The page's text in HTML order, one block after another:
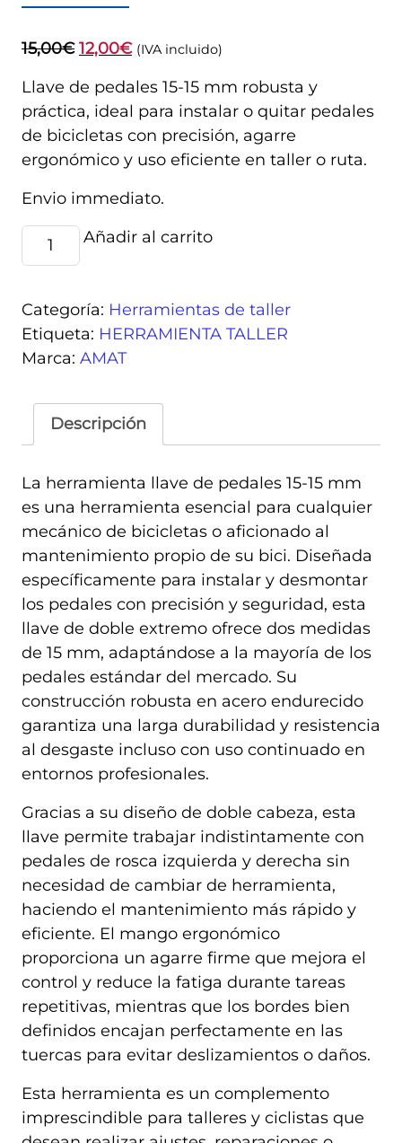
15,00€ El
original
era:
15,00€.
12,00€El
actual
es:
12,00€.
(IVA incluido)
Llave de pedales 15-15 mm robusta y
práctica, ideal para instalar o quitar pedales
de bicicletas con precisión, agarre
ergonómico y uso eficiente en taller o ruta.
Envio immediato.
HERRAMIENTA
LLAVE
15-
15MM
cantidad
Añadir al carrito
Categoría: Herramientas de taller
Etiqueta: HERRAMIENTA TALLER
Marca: AMAT
Descripción
La herramienta llave de pedales 15-15 mm
es una herramienta esencial para cualquier
mecánico de bicicletas o aficionado al
mantenimiento propio de su bici. Diseñada
específicamente para instalar y desmontar
los pedales con precisión y seguridad, esta
llave de doble extremo ofrece dos medidas
de 15 mm, adaptándose a la mayoría de los
pedales estándar del mercado. Su
construcción robusta en acero endurecido
garantiza una larga durabilidad y resistencia
al desgaste incluso con uso continuado en
entornos profesionales.
Gracias a su diseño de doble cabeza, esta
llave permite trabajar indistintamente con
pedales de rosca izquierda y derecha sin
necesidad de cambiar de herramienta,
haciendo el mantenimiento más rápido y
eficiente. El mango ergonómico
proporciona un agarre firme que mejora el
control y reduce la fatiga durante tareas
repetitivas, mientras que los bordes bien
definidos encajan perfectamente en las
tuercas para evitar deslizamientos o daños.
Esta herramienta es un complemento
imprescindible para talleres y ciclistas que